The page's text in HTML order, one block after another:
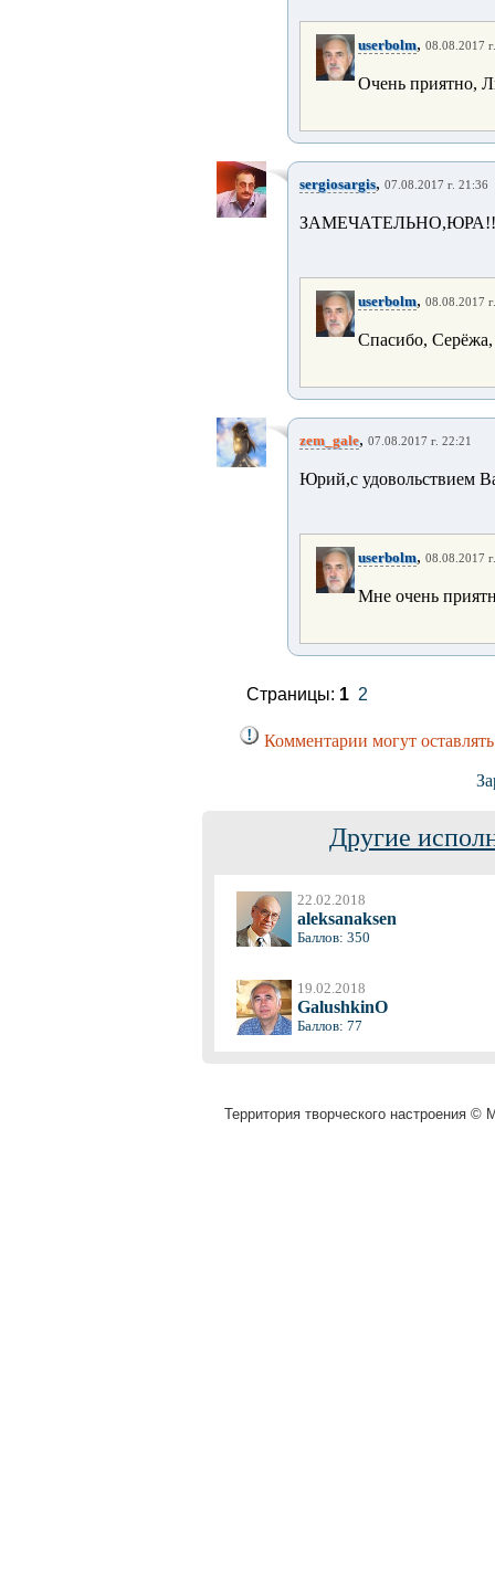
userbolm, 08.08.2017
Очень приятно,
sergiosargis, 07.08.2017 г. 21:36
userbolm, 08.08.2017
Спасибо,
zem_gale, 07.08.2017 г. 22:21
Юрий,с удовольствием
userbolm, 08.08.2017
Мне очень
Страницы: 1 2
Комментарии могут
Другие
22.02.2018
aleksanaksen
Баллов: 350
19.02.2018
GalushkinO
Баллов: 77
Территория творческого настроения